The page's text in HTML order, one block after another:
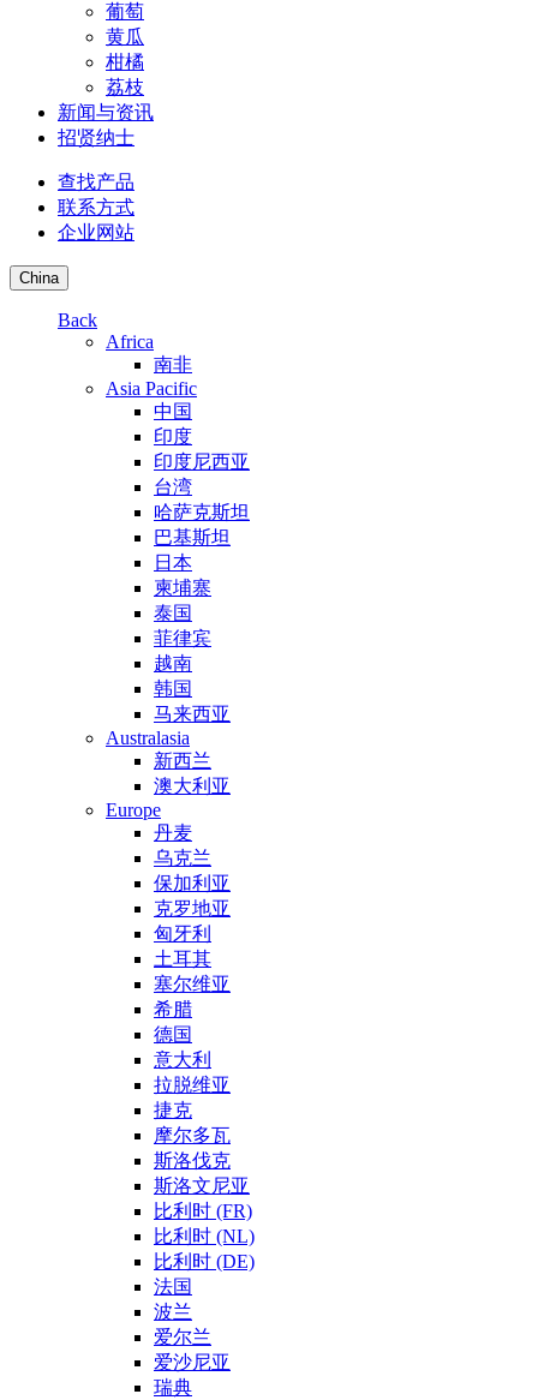
葡萄
黄瓜
柑橘
荔枝
新闻与资讯
招贤纳士
查找产品
联系方式
企业网站
China
Back
Africa
南非
Asia Pacific
中国
印度
印度尼西亚
台湾
哈萨克斯坦
巴基斯坦
日本
柬埔寨
泰国
菲律宾
越南
韩国
马来西亚
Australasia
新西兰
澳大利亚
Europe
丹麦
乌克兰
保加利亚
克罗地亚
匈牙利
土耳其
塞尔维亚
希腊
德国
意大利
拉脱维亚
捷克
摩尔多瓦
斯洛伐克
斯洛文尼亚
比利时 (FR)
比利时 (NL)
比利时 (DE)
法国
波兰
爱尔兰
爱沙尼亚
瑞典